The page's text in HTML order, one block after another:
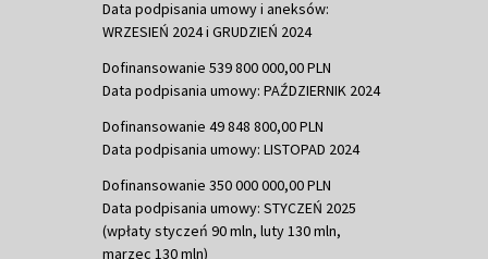
Data podpisania umowy i aneksów:
WRZESIEŃ 2024 i GRUDZIEŃ 2024
Dofinansowanie 539 800 000,00 PLN
Data podpisania umowy: PAŹDZIERNIK 2024
Dofinansowanie 49 848 800,00 PLN
Data podpisania umowy: LISTOPAD 2024
Dofinansowanie 350 000 000,00 PLN
Data podpisania umowy: STYCZEŃ 2025
(wpłaty styczeń 90 mln, luty 130 mln,
marzec 130 mln)